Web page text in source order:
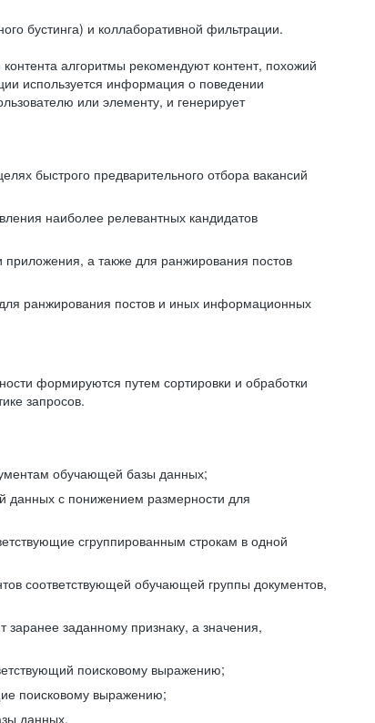
бустинга) и коллаборативной фильтрации.
алгоритмы рекомендуют контент, похожий
используется информация о поведении
или элементу, и генерирует
быстрого предварительного отбора вакансий
наиболее релевантных кандидатов
а также для ранжирования постов
ранжирования постов и иных информационных
формируются путем сортировки и обработки
запросов.
обучающей базы данных;
данных с понижением размерности для
сгруппированным строкам в одной
соответствующей обучающей группы документов,
заранее заданному признаку, а значения,
поисковому выражению;
поисковому выражению;
данных.